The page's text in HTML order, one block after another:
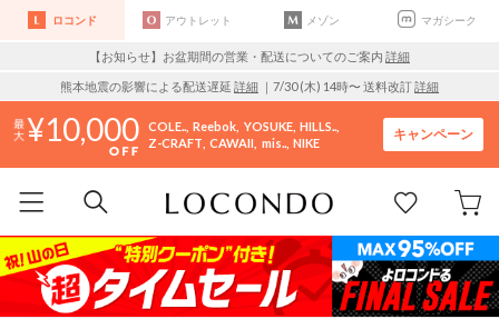
ロコンド アウトレット メゾン マガシーク
【お知らせ】お盆期間の営業・配送についてのご案内 詳細
熊本地震の影響による配送遅延 詳細 ｜7/30 (木) 14時〜 送料改訂詳細
10,000 COLE.. Reebok YOSUKE HILLS..
Z-CRAFT CAWAII mis.. NIKE
キャンペーン